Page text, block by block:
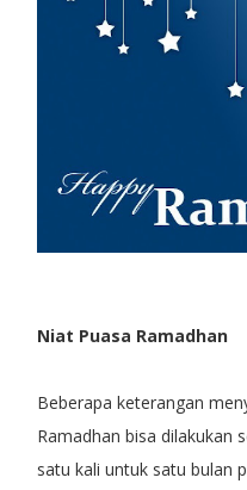
Niat Puasa Ramadhan
Beberapa keterangan
Ramadhan bisa dilakukan
satu kali untuk satu bulan